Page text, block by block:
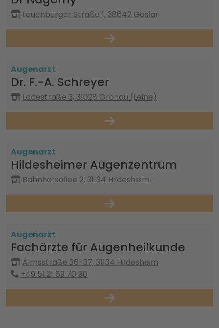
Lauenburger Straße 1, 38642 Goslar
Augenarzt
Dr. F.-A. Schreyer
Ladestraße 3, 31028 Gronau (Leine)
Augenarzt
Hildesheimer Augenzentrum
Bahnhofsallee 2, 31134 Hildesheim
Augenarzt
Fachärzte für Augenheilkunde
Almsstraße 36-37, 31134 Hildesheim
+49 51 21 69 70 90